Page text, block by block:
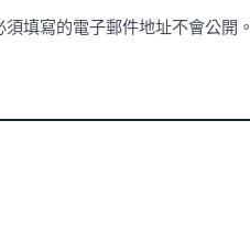
填寫的電子郵件地址不會公開。